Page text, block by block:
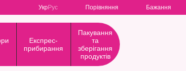
УкрРус Порівняння Бажання
Експрес-
прибирання
Пакування
та
зберігання
продуктів